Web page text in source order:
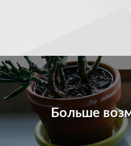
Больше